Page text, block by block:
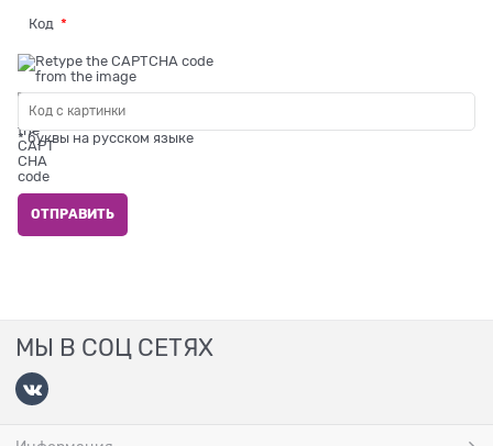
Код
* буквы на русском языке
МЫ В СОЦ СЕТЯХ